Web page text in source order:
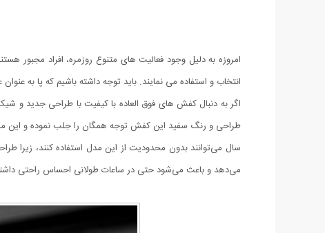
امروزه به دلیل وجود فعالیت های متنوع روزمره، افراد مجبور
انتخاب و استفاده می نمایند. باید توجه داشته باشیم که پا به
می‌دهد و باعث می‌شود حتی در ساعات طولانی احساس راحتی